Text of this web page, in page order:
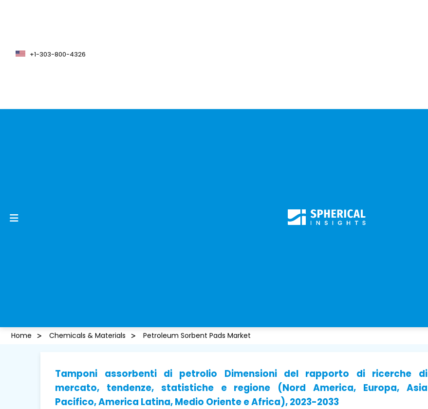
+1-303-800-4326
Home Chemicals & Materials Petroleum Sorbent Pads Market
Tamponi assorbenti di petrolio Dimensioni del rapporto di ricerche di
mercato, tendenze, statistiche e regione (Nord America, Europa, Asia
Pacifico, America Latina, Medio Oriente e Africa), 2023-2033